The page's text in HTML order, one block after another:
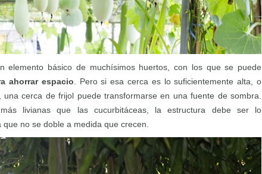
elemento básico de muchísimos huertos, con los que se puede
ahorrar espacio . Pero si esa cerca es lo suficientemente alta, o
cerca de frijol puede transformarse en una fuente de sombra.
livianas que las cucurbitáceas, la estructura debe ser lo
no se doble a medida que crecen.